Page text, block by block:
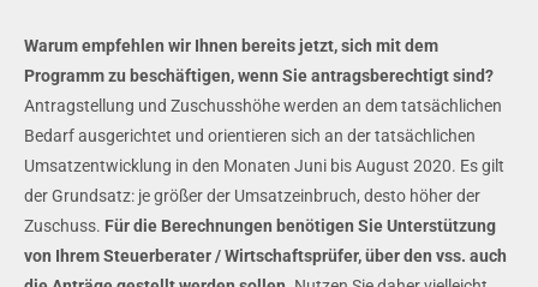
Warum empfehlen wir Ihnen bereits jetzt, sich mit dem
Programm zu beschäftigen, wenn Sie antragsberechtigt sind?
Antragstellung und Zuschusshöhe werden an dem tatsächlichen
Bedarf ausgerichtet und orientieren sich an der tatsächlichen
Umsatzentwicklung in den Monaten Juni bis August 2020. Es gilt
der Grundsatz: je größer der Umsatzeinbruch, desto höher der
Zuschuss. Für die Berechnungen benötigen Sie Unterstützung
von Ihrem Steuerberater / Wirtschaftsprüfer, über den vss. auch